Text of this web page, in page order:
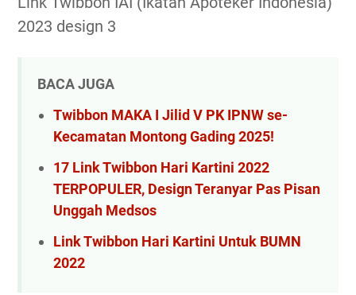
2023 design 3
BACA JUGA
Twibbon MAKA I Jilid V PK IPNW se-
Kecamatan Montong Gading 2025!
17 Link Twibbon Hari Kartini 2022
TERPOPULER, Design Teranyar Pas Pisan
Unggah Medsos
Link Twibbon Hari Kartini Untuk BUMN
2022